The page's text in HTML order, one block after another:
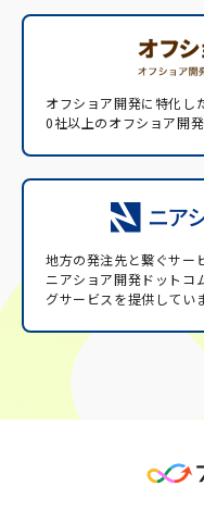
オフショア開発に特化し
0社以上のオフショア開
地方の発注先と繋ぐサー
ニアショア開発ドットコ
グサービスを提供してい